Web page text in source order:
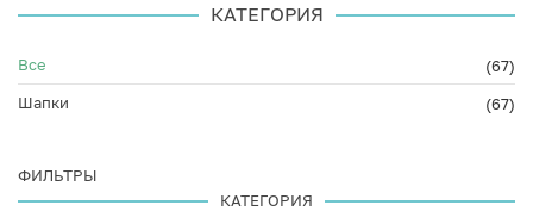
КАТЕГОРИЯ
Все
(67)
Шапки
(67)
ФИЛЬТРЫ
КАТЕГОРИЯ